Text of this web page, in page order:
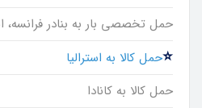
حمل تخصصی بار به بنادر فرانسه،
حمل کالا به استرالیا
حمل کالا به کانادا